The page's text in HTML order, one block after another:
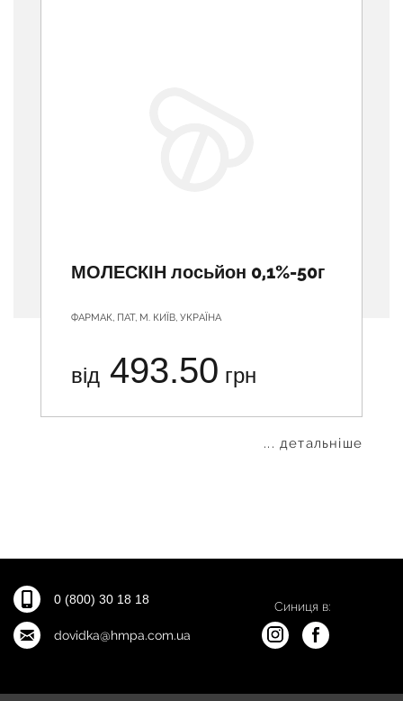
МОЛЕСКІН лосьйон 0,1%-50г
ФАРМАК, ПАТ, М. КИЇВ, УКРАЇНА
від 493.50 грн
... детальніше
0 (800) 30 18 18
dovidka@hmpa.com.ua
Синиця в: